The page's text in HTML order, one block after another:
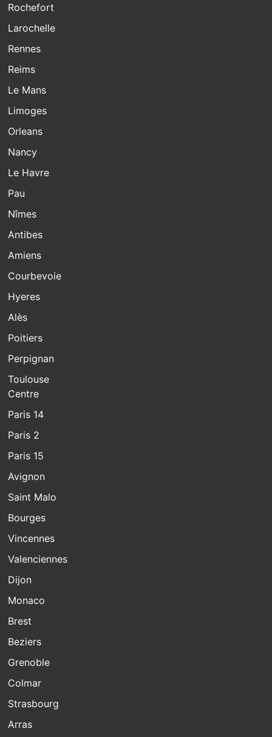
Rochefort
Larochelle
Rennes
Reims
Le Mans
Limoges
Orleans
Nancy
Le Havre
Pau
Nîmes
Antibes
Amiens
Courbevoie
Hyeres
Alès
Poitiers
Perpignan
Toulouse
Centre
Paris 14
Paris 2
Paris 15
Avignon
Saint Malo
Bourges
Vincennes
Valenciennes
Dijon
Monaco
Brest
Beziers
Grenoble
Colmar
Strasbourg
Arras